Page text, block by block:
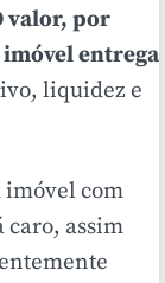
valor, por
entrega
liquidez e
imóvel com
caro, assim